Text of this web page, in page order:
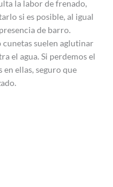
la labor de frenado,
si es posible, al igual
de barro.
cunetas suelen aglutinar
el agua. Si perdemos el
ellas, seguro que